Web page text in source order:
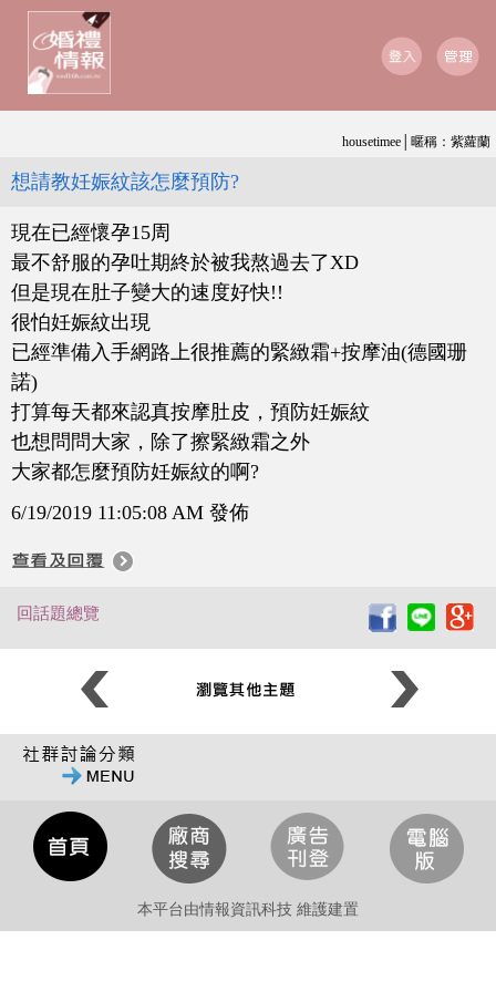
housetimee│暱稱：紫蘿蘭
想請教妊娠紋該怎麼預防?
現在已經懷孕15周
最不舒服的孕吐期終於被我熬過去了XD
但是現在肚子變大的速度好快!!
很怕妊娠紋出現
已經準備入手網路上很推薦的緊緻霜+按摩油(德國珊
諾)
打算每天都來認真按摩肚皮，預防妊娠紋
也想問問大家，除了擦緊緻霜之外
大家都怎麼預防妊娠紋的啊?
6/19/2019 11:05:08 AM 發佈
回話題總覽
本平台由情報資訊科技 維護建置